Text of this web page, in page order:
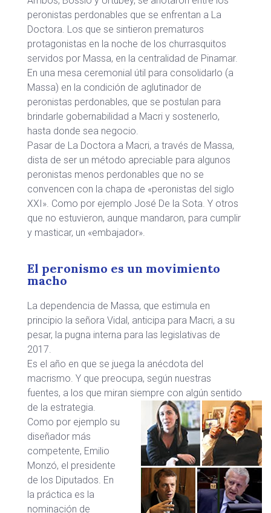
peronistas perdonables que se enfrentan a La
Doctora. Los que se sintieron prematuros
protagonistas en la noche de los churrasquitos
servidos por Massa, en la centralidad de Pinamar.
En una mesa ceremonial útil para consolidarlo (a
Massa) en la condición de aglutinador de
peronistas perdonables, que se postulan para
brindarle gobernabilidad a Macri y sostenerlo,
hasta donde sea negocio.
Pasar de La Doctora a Macri, a través de Massa,
dista de ser un método apreciable para algunos
peronistas menos perdonables que no se
convencen con la chapa de «peronistas del siglo
XXI». Como por ejemplo José De la Sota. Y otros
que no estuvieron, aunque mandaron, para cumplir
y masticar, un «embajador».
El peronismo es un movimiento
macho
La dependencia de Massa, que estimula en
principio la señora Vidal, anticipa para Macri, a su
pesar, la pugna interna para las legislativas de
2017.
Es el año en que se juega la anécdota del
macrismo. Y que preocupa, según nuestras
fuentes, a los que miran siempre con algún sentido
de la estrategia.
Como por ejemplo su
diseñador más
competente, Emilio
Monzó, el presidente
de los Diputados. En
la práctica es la
nominación de